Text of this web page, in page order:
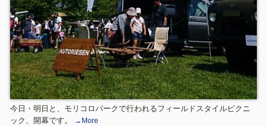
今日・明日と、モリコロパークで行われるフィールドスタイルピクニ
ック、開幕です。
→More